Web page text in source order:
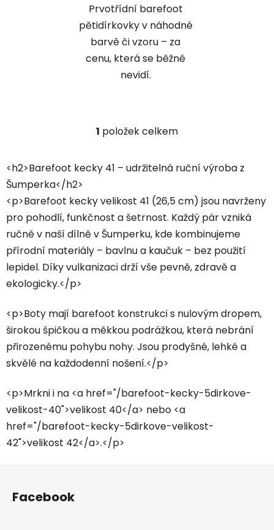
Prvotřídní barefoot
pětidírkovky v náhodné
barvě či vzoru – za
cenu, která se běžně
nevidí.
O
l
a
c
í
p
r
v
v
ý
p
i
s
1 položek celkem
<h2>Barefoot kecky 41 – udržitelná ruční výroba z
Šumperka</h2>
<p>Barefoot kecky velikost 41 (26,5 cm) jsou navrženy
pro pohodlí, funkčnost a šetrnost. Každý pár vzniká
ručně v naší dílně v Šumperku, kde kombinujeme
přírodní materiály – bavlnu a kaučuk – bez použití
lepidel. Díky vulkanizaci drží vše pevně, zdravě a
ekologicky.</p>
<p>Boty mají barefoot konstrukci s nulovým dropem,
širokou špičkou a měkkou podrážkou, která nebrání
přirozenému pohybu nohy. Jsou prodyšné, lehké a
skvělé na každodenní nošení.</p>
<p>Mrkni i na <a href="/barefoot-kecky-5dirkove-
velikost-40">velikost 40</a> nebo <a
href="/barefoot-kecky-5dirkove-velikost-
42">velikost 42</a>.</p>
Facebook